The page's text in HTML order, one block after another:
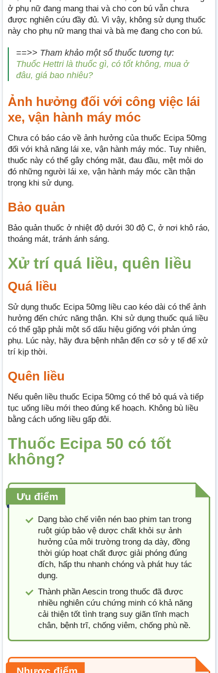
ở phụ nữ đang mang thai và cho con bú vẫn chưa
được nghiên cứu đầy đủ. Vì vậy, không sử dụng thuốc
này cho phụ nữ mang thai và bà mẹ đang cho con bú.
==>> Tham khảo một số thuốc tương tự:
Thuốc Hettri là thuốc gì, có tốt không, mua ở
đâu, giá bao nhiêu?
Ảnh hưởng đối với công việc lái
xe, vận hành máy móc
Chưa có báo cáo về ảnh hưởng của thuốc Ecipa 50mg
đối với khả năng lái xe, vận hành máy móc. Tuy nhiên,
thuốc này có thể gây chóng mặt, đau đầu, mệt mỏi do
đó những người lái xe, vận hành máy móc cần thận
trọng khi sử dụng.
Bảo quản
Bảo quản thuốc ở nhiệt độ dưới 30 độ C, ở nơi khô ráo,
thoáng mát, tránh ánh sáng.
Xử trí quá liều, quên liều
Quá liều
Sử dụng thuốc Ecipa 50mg liều cao kéo dài có thể ảnh
hưởng đến chức năng thận. Khi sử dụng thuốc quá liều
có thể gặp phải một số dấu hiệu giống với phản ứng
phụ. Lúc này, hãy đưa bệnh nhân đến cơ sở y tế để xử
trí kịp thời.
Quên liều
Nếu quên liều thuốc Ecipa 50mg có thể bỏ quá và tiếp
tục uống liều mới theo đúng kế hoạch. Không bù liều
bằng cách uống liều gấp đôi.
Thuốc Ecipa 50 có tốt
không?
Ưu điểm
Dạng bào chế viên nén bao phim tan trong
ruột giúp bảo vệ dược chất khỏi sự ảnh
hưởng của môi trường trong dạ dày, đồng
thời giúp hoạt chất được giải phóng đúng
đích, hấp thu nhanh chóng và phát huy tác
dụng.
Thành phần Aescin trong thuốc đã được
nhiều nghiên cứu chứng minh có khả năng
cải thiện tốt tình trạng suy giãn tĩnh mạch
chân, bệnh trĩ, chống viêm, chống phù nề.